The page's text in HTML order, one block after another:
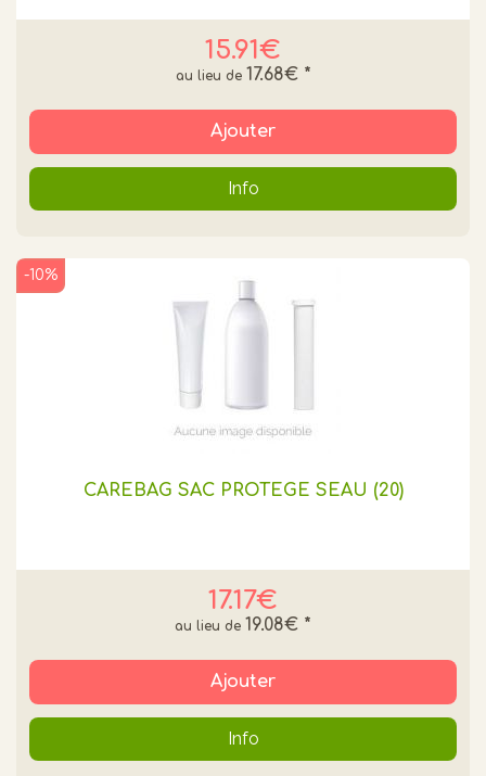
15.91€
17.68€ *
Ajouter
Info
CAREBAG SAC PROTEGE SEAU (20)
17.17€
-10%
19.08€ *
Ajouter
Info